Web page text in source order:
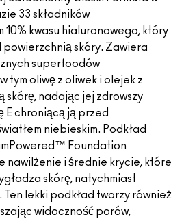
33 składników
10% kwasu hialuronowego, który
skóry. Zawiera
superfoodów
tym oliwę z oliwek i olejek z
skórę, nadając jej zdrowszy
E chroniącą ją przed
niebieskim. Podkład
Foundation
nawilżenie i średnie krycie, które
skórę, natychmiast
lekki podkład tworzy również
widoczność porów,